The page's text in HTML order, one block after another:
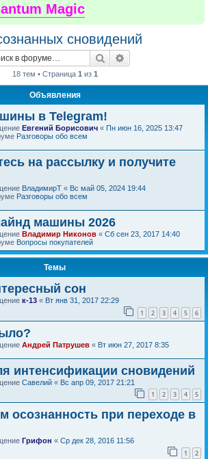
Magic
сновидений
Поиск
18 тем • Страница 1 из 1
Объявления
в Telegram!
Евгений Борисович « Пн июн 16, 2025 13:47
Разговоры обо всем
на рассылку и получите
ВладимирТ « Вс май 05, 2024 19:44
Разговоры обо всем
машины 2026
Владимир Никонов « Сб сен 23, 2017 14:40
Вопросы покупателей
Темы
сон
к-13 « Вт янв 31, 2017 22:29
1 2 3 4 5 6
Андрей Патрушев « Вт июн 27, 2017 8:35
интенсификации сновидений
Савелий « Вс апр 09, 2017 21:21
1 2 3 4 5
осознанность при переходе в
Грифон « Ср дек 28, 2016 11:56
1 2